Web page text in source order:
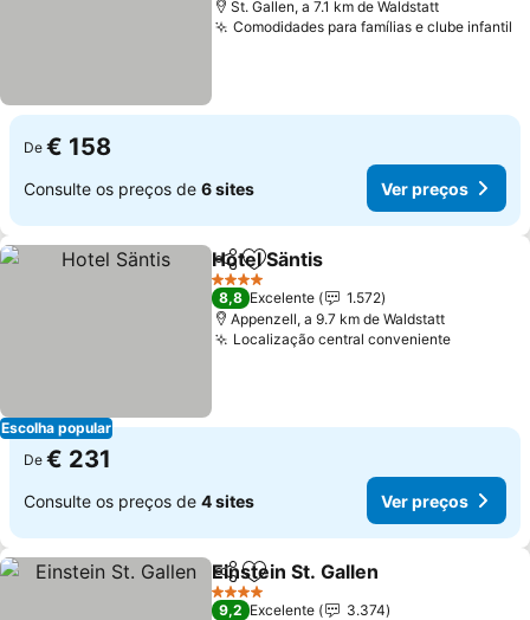
St. Gallen, a 7.1 km de Waldstatt
Comodidades para famílias e clube infantil
De € 158
Consulte os preços de 6 sites Ver preços
Escolha popular
PartilharAdicionar aos favoritos
Hotel Säntis
4 Estrelas
8,8 Excelente
1.572
Appenzell, a 9.7 km de Waldstatt
Localização central convenienteVer
De € 231
Consulte os preços de 4 sites Ver preços
PartilharAdicionar aos favoritos
Einstein St. Gallen
4 Estrelas
9,2 Excelente
3.374